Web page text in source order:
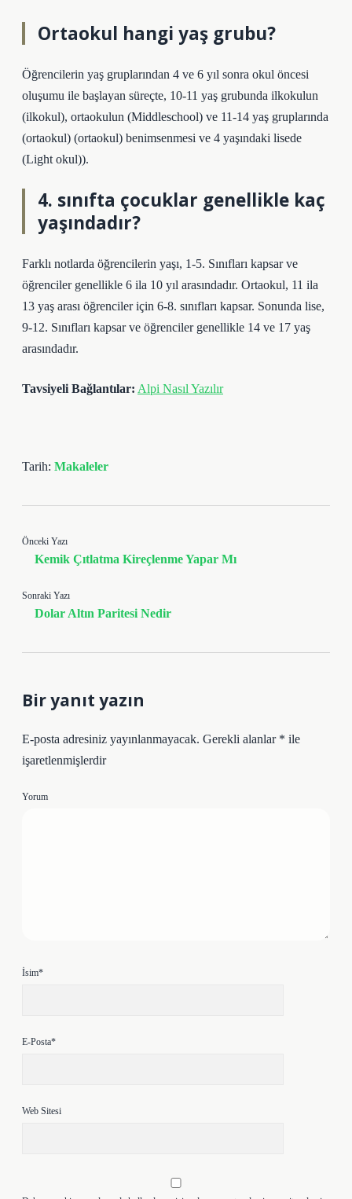
Ortaokul hangi yaş grubu?
Öğrencilerin yaş gruplarından 4 ve 6 yıl sonra okul öncesi
oluşumu ile başlayan süreçte, 10-11 yaş grubunda ilkokulun
(ilkokul), ortaokulun (Middleschool) ve 11-14 yaş gruplarında
(ortaokul) (ortaokul) benimsenmesi ve 4 yaşındaki lisede
(Light okul)).
4. sınıfta çocuklar genellikle kaç
yaşındadır?
Farklı notlarda öğrencilerin yaşı, 1-5. Sınıfları kapsar ve
öğrenciler genellikle 6 ila 10 yıl arasındadır. Ortaokul, 11 ila
13 yaş arası öğrenciler için 6-8. sınıfları kapsar. Sonunda lise,
9-12. Sınıfları kapsar ve öğrenciler genellikle 14 ve 17 yaş
arasındadır.
Tavsiyeli Bağlantılar: Alpi Nasıl Yazılır
Tarih: Makaleler
Önceki Yazı
Kemik Çıtlatma Kireçlenme Yapar Mı
Sonraki Yazı
Dolar Altın Paritesi Nedir
Bir yanıt yazın
E-posta adresiniz yayınlanmayacak. Gerekli alanlar * ile
işaretlenmişlerdir
Yorum
İsim*
E-Posta*
Web Sitesi